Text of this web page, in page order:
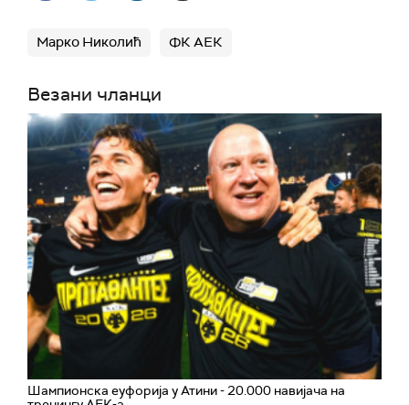
Марко Николић ФК АЕК
Везани чланци
Шампионска еуфорија у Атини - 20.000 навијача на